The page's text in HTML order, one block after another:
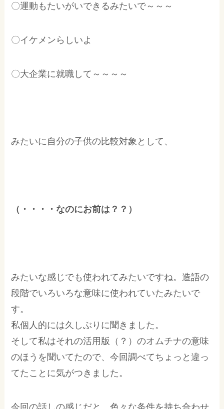
〇運動もたいがいできるみたいで～～～
〇イケメンらしいよ
〇大企業に就職して～～～～
みたいに自分の子供の比較対象として、
（・・・・なのにお前は？？）
みたいな感じでも使われてみたいですね。造語の
段階でいろいろな意味に使われていたみたいで
す。
私個人的には久しぶりに聞きました。
そして私はそれの活用版（？）のオムチナの意味
のほうを聞いてたので、今回調べてちょっと違っ
てたことに気がつきました。
今回の話しの感じだと、色々な条件を持ち合わせ